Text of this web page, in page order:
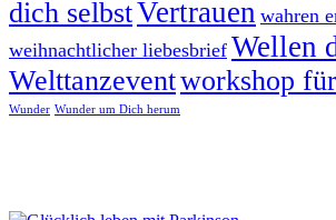
dich selbstVertrauen wahren
weihnachtlicher liebesbrief Wellen
Welttanzeventworkshop
Wunder Wunder um Dich herum